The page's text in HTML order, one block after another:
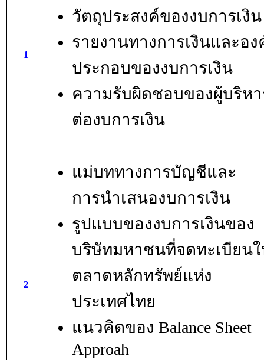
1
วัตถุประสงค์ของงบการเงิน
รายงานทางการเงินและอง
ประกอบของงบการเงิน
ความรับผิดชอบของผู้บริห
ต่องบการเงิน
2
แม่บททางการบัญชีและ
การนำเสนองบการเงิน
รูปแบบของงบการเงินของ
บริษัทมหาชนที่จดทะเบียน
ตลาดหลักทรัพย์แห่ง
ประเทศไทย
แนวคิดของ Balance Sheet
Approah